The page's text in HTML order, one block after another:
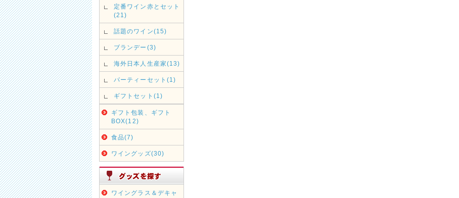
定番ワイン赤とセット
(21)
話題のワイン(15)
ブランデー(3)
海外日本人生産家(13)
パーティーセット(1)
ギフトセット(1)
ギフト包装、ギフト
BOX(12)
食品(7)
ワイングッズ(30)
ワイングラス＆デキャ